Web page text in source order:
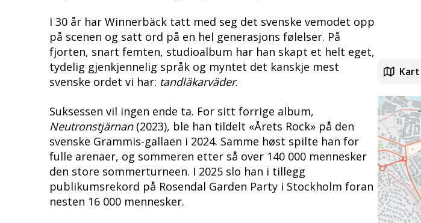
I 30 år har Winnerbäck tatt med seg det svenske vemodet opp
på scenen og satt ord på en hel generasjons følelser. På
fjorten, snart femten, studioalbum har han skapt et helt eget,
tydelig gjenkjennelig språk og myntet det kanskje mest
svenske ordet vi har: tandläkarväder.
Suksessen vil ingen ende ta. For sitt forrige album,
Neutronstjärnan(2023), ble han tildelt «Årets Rock» på den
svenske Grammis-gallaen i 2024. Samme høst spilte han for
fulle arenaer, og sommeren etter så over 140 000 mennesker
den store sommerturneen. I 2025 slo han i tillegg
publikumsrekord på Rosendal Garden Party i Stockholm foran
nesten 16 000 mennesker.
Kart